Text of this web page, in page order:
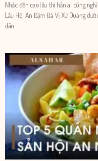
Nhắc đến cao lầu thì hẳn ai cũng
Lầu Hội An Đậm Đà Vị Xứ Quảng
dân